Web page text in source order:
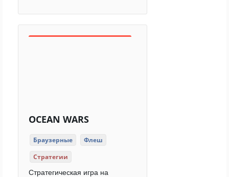
OCEAN WARS
Браузерные
Флеш
Стратегии
Стратегическая игра на